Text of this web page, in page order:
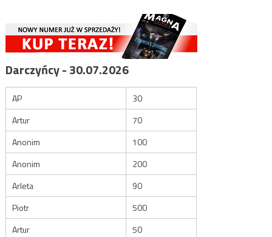
Darczyńcy - 30.07.2026
AP
30
Artur
70
Anonim
100
Anonim
200
Arleta
90
Piotr
500
Artur
50